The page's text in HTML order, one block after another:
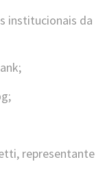
institucionais da
representante